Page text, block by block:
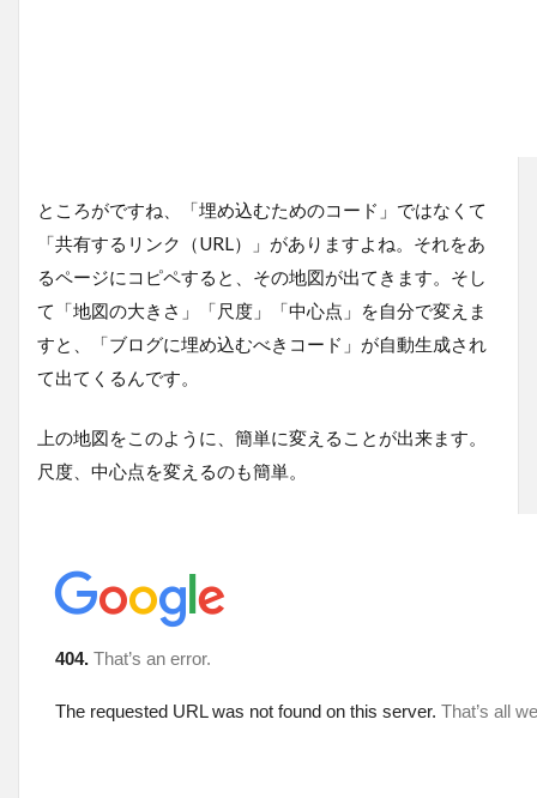
ところがですね、「埋め込むためのコード」ではなくて
「共有するリンク（URL）」がありますよね。それをあ
るページにコピペすると、その地図が出てきます。そし
て「地図の大きさ」「尺度」「中心点」を自分で変えま
すと、「ブログに埋め込むべきコード」が自動生成され
て出てくるんです。
上の地図をこのように、簡単に変えることが出来ます。
尺度、中心点を変えるのも簡単。